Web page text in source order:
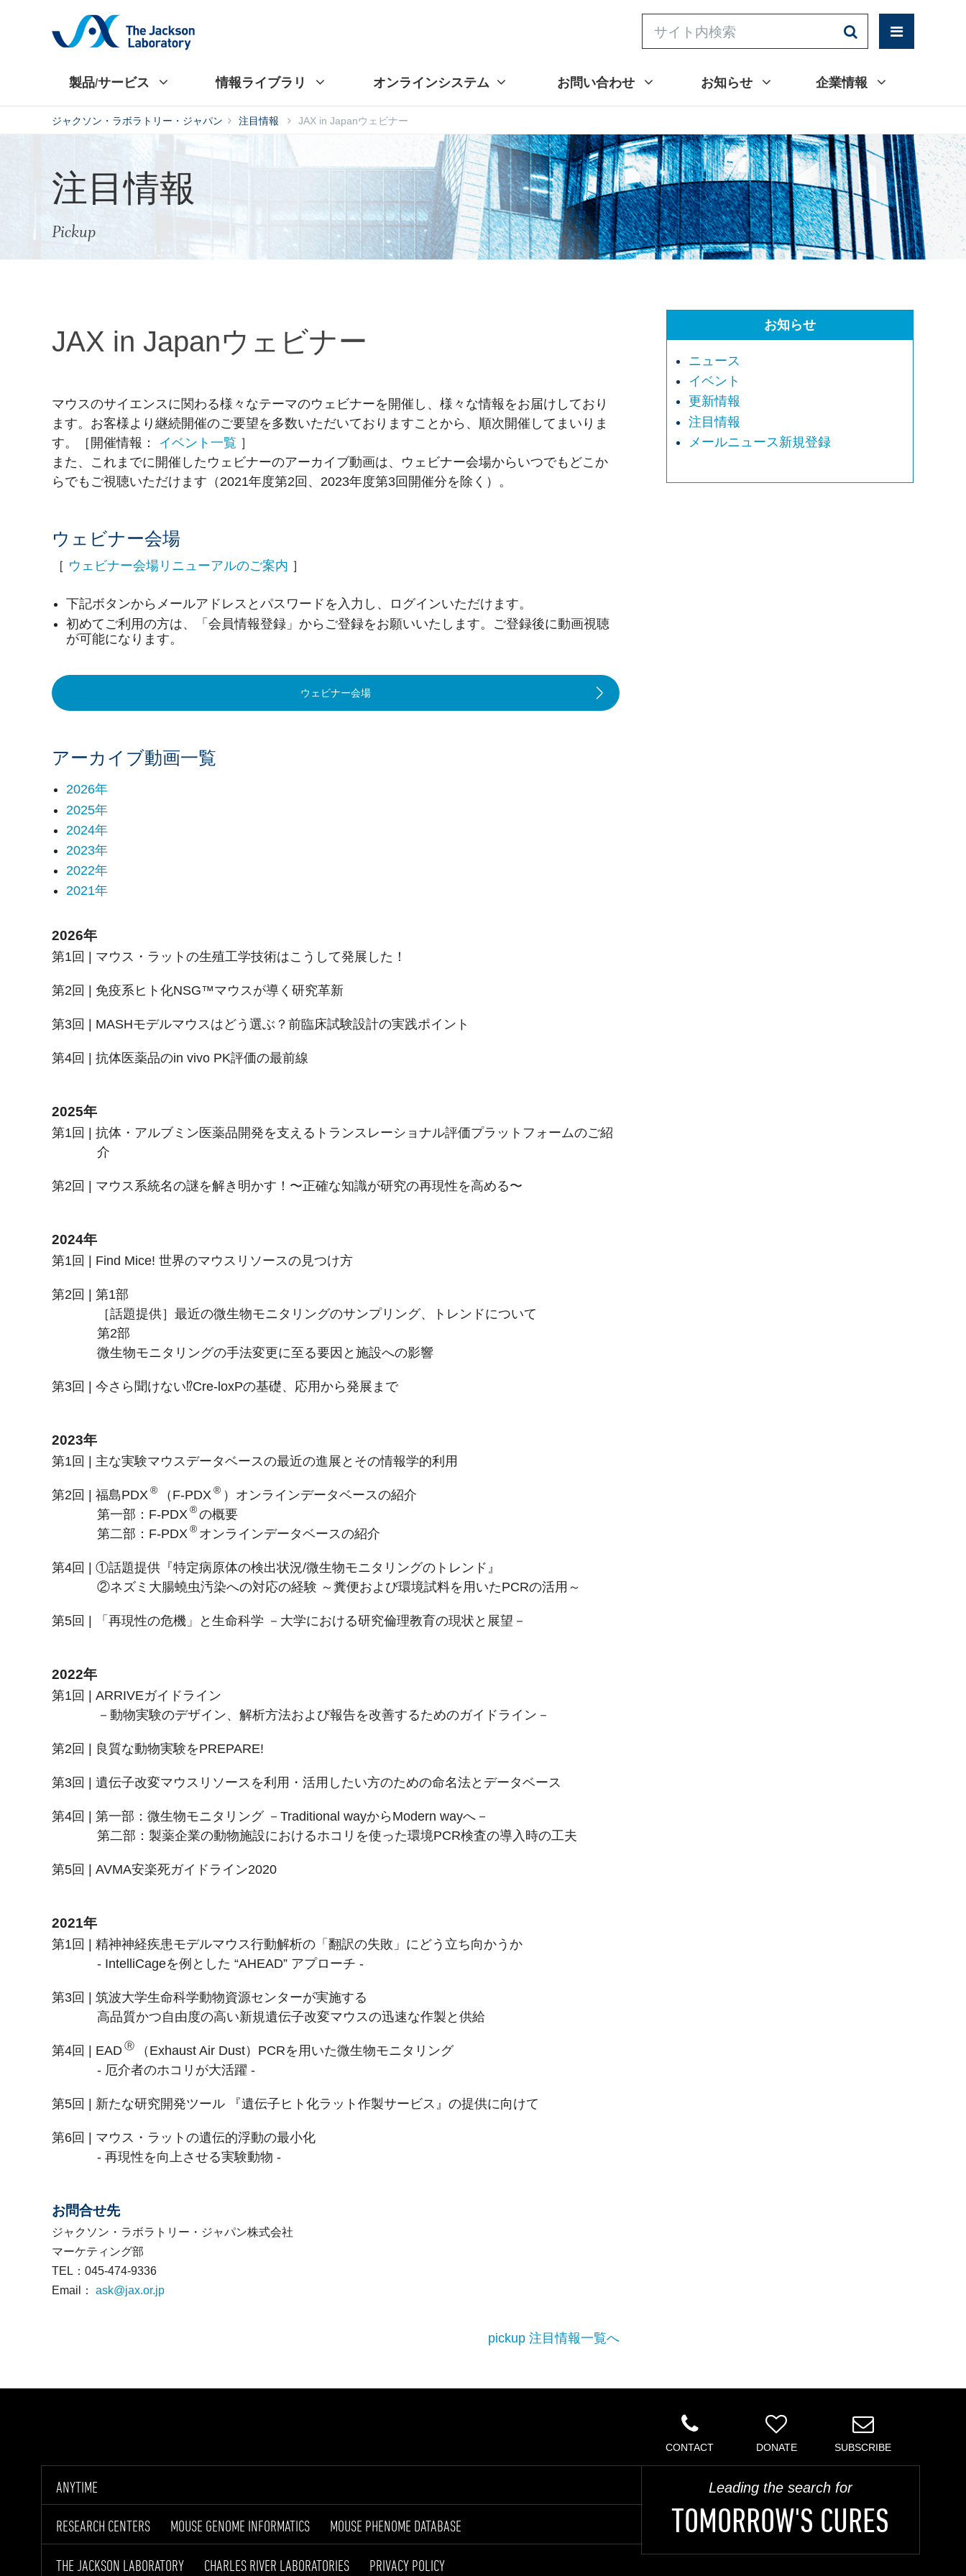
製品/サービス 情報ライブラリ オンラインシステム お問い合わせ お知らせ 企業情報
ジャクソン・ラボラトリー・ジャパン 注目情報 JAX in Japanウェビナー
注目情報
Pickup
JAX in Japanウェビナー
マウスのサイエンスに関わる様々なテーマのウェビナーを開催し、様々な情報をお届けしており
ます。お客様より継続開催のご要望を多数いただいておりますことから、順次開催してまいりま
す。［開催情報： イベント一覧 ］
また、これまでに開催したウェビナーのアーカイブ動画は、ウェビナー会場からいつでもどこか
らでもご視聴いただけます（2021年度第2回、2023年度第3回開催分を除く）。
ウェビナー会場
［ ウェビナー会場リニューアルのご案内 ］
下記ボタンからメールアドレスとパスワードを入力し、ログインいただけます。
初めてご利用の方は、「会員情報登録」からご登録をお願いいたします。ご登録後に動画視聴
が可能になります。
ウェビナー会場
アーカイブ動画一覧
2026年
2025年
2024年
2023年
2022年
2021年
2026年
第1回 | マウス・ラットの生殖工学技術はこうして発展した！
第2回 | 免疫系ヒト化NSG™マウスが導く研究革新
第3回 | MASHモデルマウスはどう選ぶ？前臨床試験設計の実践ポイント
第4回 | 抗体医薬品のin vivo PK評価の最前線
2025年
第1回 | 抗体・アルブミン医薬品開発を支えるトランスレーショナル評価プラットフォームのご紹
介
第2回 | マウス系統名の謎を解き明かす！〜正確な知識が研究の再現性を高める〜
2024年
第1回 | Find Mice! 世界のマウスリソースの見つけ方
第2回 | 第1部
［話題提供］最近の微生物モニタリングのサンプリング、トレンドについて
第2部
微生物モニタリングの手法変更に至る要因と施設への影響
第3回 | 今さら聞けない⁉Cre-loxPの基礎、応用から発展まで
2023年
第1回 | 主な実験マウスデータベースの最近の進展とその情報学的利用
第2回 | 福島PDX ® （F-PDX ® ）オンラインデータベースの紹介
第一部：F-PDX ® の概要
第二部：F-PDX ® オンラインデータベースの紹介
第4回 | ①話題提供『特定病原体の検出状況/微生物モニタリングのトレンド』
②ネズミ大腸蟯虫汚染への対応の経験 ～糞便および環境試料を用いたPCRの活用～
第5回 | 「再現性の危機」と生命科学 －大学における研究倫理教育の現状と展望－
2022年
第1回 | ARRIVEガイドライン
－動物実験のデザイン、解析方法および報告を改善するためのガイドライン－
第2回 | 良質な動物実験をPREPARE!
第3回 | 遺伝子改変マウスリソースを利用・活用したい方のための命名法とデータベース
第4回 | 第一部：微生物モニタリング －Traditional wayからModern wayへ－
第二部：製薬企業の動物施設におけるホコリを使った環境PCR検査の導入時の工夫
第5回 | AVMA安楽死ガイドライン2020
2021年
第1回 | 精神神経疾患モデルマウス行動解析の「翻訳の失敗」にどう立ち向かうか
- IntelliCageを例とした “AHEAD” アプローチ -
第3回 | 筑波大学生命科学動物資源センターが実施する
高品質かつ自由度の高い新規遺伝子改変マウスの迅速な作製と供給
第4回 | EAD Ⓡ
（Exhaust Air Dust）PCRを用いた微生物モニタリング
- 厄介者のホコリが大活躍 -
第5回 | 新たな研究開発ツール 『遺伝子ヒト化ラット作製サービス』の提供に向けて
第6回 | マウス・ラットの遺伝的浮動の最小化
- 再現性を向上させる実験動物 -
お問合せ先
ジャクソン・ラボラトリー・ジャパン株式会社
マーケティング部
TEL：045-474-9336
Email： ask@jax.or.jp
pickup 注目情報一覧へ
お知らせ
ニュース
イベント
更新情報
注目情報
メールニュース新規登録
CONTACT DONATE SUBSCRIBE
ANYTIME
RESEARCH CENTERS MOUSE GENOME INFORMATICS MOUSE PHENOME DATABASE
THE JACKSON LABORATORY CHARLES RIVER LABORATORIES PRIVACY POLICY
Leading the search for
TOMORROW'S CURES